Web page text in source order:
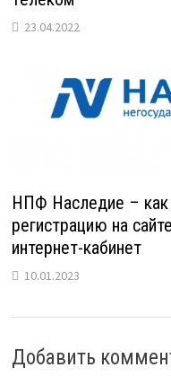
23.04.2022
НПФ Наследие – как
регистрацию на
интернет-кабинет
10.01.2023
Добавить